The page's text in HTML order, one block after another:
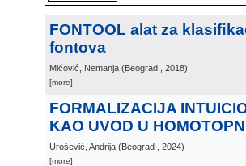
FONTOOL alat za
fontova
Mićović, Nemanja (Beograd , 2018)
[more]
FORMALIZACIJA
KAO UVOD U
Urošević, Andrija (Beograd , 2024)
[more]